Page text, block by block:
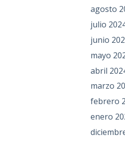
agosto
julio
junio
mayo
abril
marzo
febrero
enero